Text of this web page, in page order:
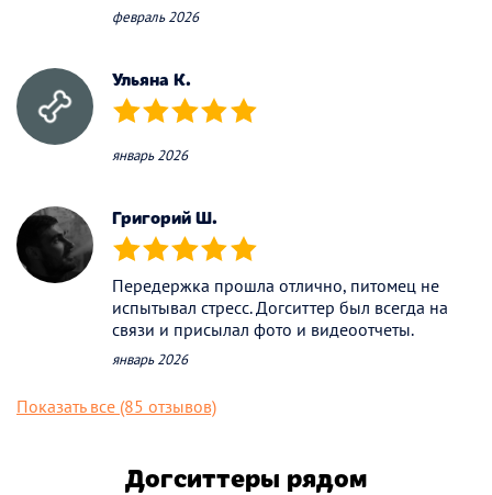
февраль 2026
Ульяна К.
(*) (*) (*) (*) (*)
январь 2026
Григорий Ш.
(*) (*) (*) (*) (*)
Передержка прошла отлично, питомец не
испытывал стресс. Догситтер был всегда на
связи и присылал фото и видеоотчеты.
январь 2026
Показать все (85 отзывов)
Догситтеры рядом